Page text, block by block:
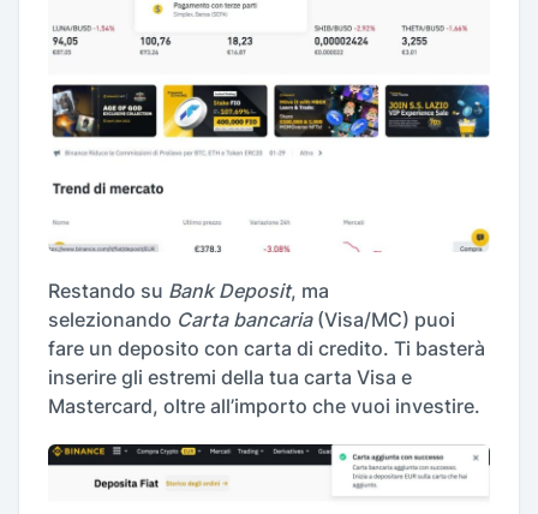
Restando su Bank Deposit, ma
selezionando Carta bancaria(Visa/MC) puoi
fare un deposito con carta di credito. Ti basterà
inserire gli estremi della tua carta Visa e
Mastercard, oltre all’importo che vuoi investire.